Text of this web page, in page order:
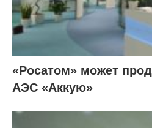
«Росатом» может
АЭС «Аккую»